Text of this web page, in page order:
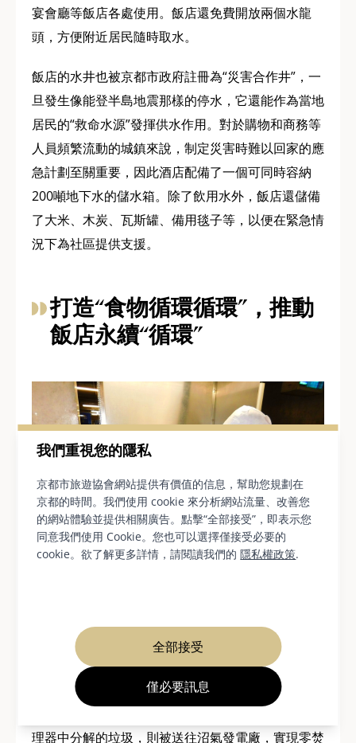
我們重視您的隱私
京都市旅遊協會網站提供有價值的信息，幫助您規劃在
京都的時間。我們使用 cookie 來分析網站流量、改善您
的網站體驗並提供相關廣告。點擊“全部接受”，即表示您
同意我們使用 Cookie。您也可以選擇僅接受必要的
cookie。欲了解更多詳情，請閱讀我們的隱私權政策.
全部接受
僅必要訊息
宴會廳等飯店各處使用。飯店還免費開放兩個水龍
頭，方便附近居民隨時取水。
飯店的水井也被京都市政府註冊為“災害合作井”，一
旦發生像能登半島地震那樣的停水，它還能作為當地
居民的“救命水源”發揮供水作用。對於購物和商務等
人員頻繁流動的城鎮來說，制定災害時難以回家的應
急計劃至關重要，因此酒店配備了一個可同時容納
200噸地下水的儲水箱。除了飲用水外，飯店還儲備
了大米、木炭、瓦斯罐、備用毯子等，以便在緊急情
況下為社區提供支援。
打造“食物循環循環”，推動
飯店永續“循環”
酒店目前重點關注的領域之一是其實現永續發展目標
的努力。飯店積極推動內部垃圾處理，並於2017年
引進了先進的食物垃圾處理器，成功減少了73.6%的
理器中分解的垃圾，則被送往沼氣發電廠，實現零焚